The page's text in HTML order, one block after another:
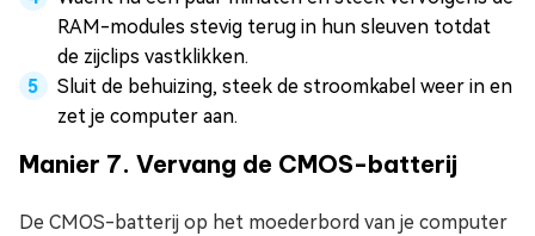
RAM-modules stevig terug in hun sleuven totdat
de zijclips vastklikken.
Sluit de behuizing, steek de stroomkabel weer in en
zet je computer aan.
Manier 7. Vervang de CMOS-batterij
De CMOS-batterij op het moederbord van je computer